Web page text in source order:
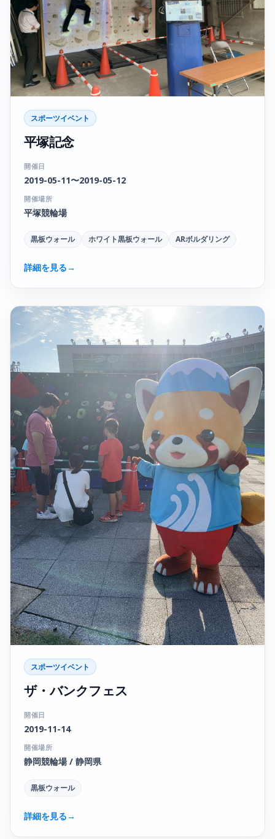
スポーツイベント
平塚記念
開催日
2019-05-11〜2019-05-12
開催場所
平塚競輪場
黒板ウォール ホワイト黒板ウォール ARボルダリング
詳細を見る→
スポーツイベント
ザ・バンクフェス
開催日
2019-11-14
開催場所
静岡競輪場 / 静岡県
黒板ウォール
詳細を見る→